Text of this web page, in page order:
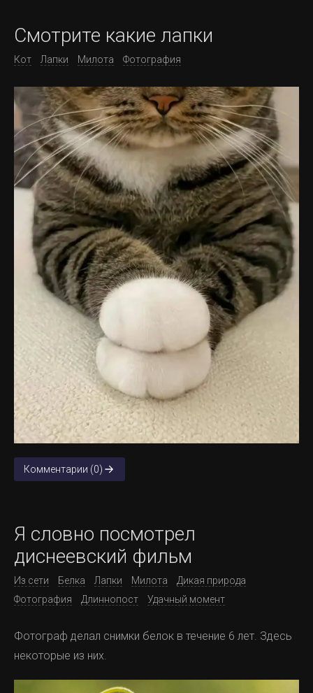
Смотрите какие лапки
Кот Лапки Милота Фотография
Комментарии (0)
Я словно посмотрел
диснеевский фильм
Из сети Белка Лапки Милота
Дикая природа
Фотография
Длиннопост Удачный момент
Фотограф делал снимки белок в течение 6 лет. Здесь
некоторые из них.